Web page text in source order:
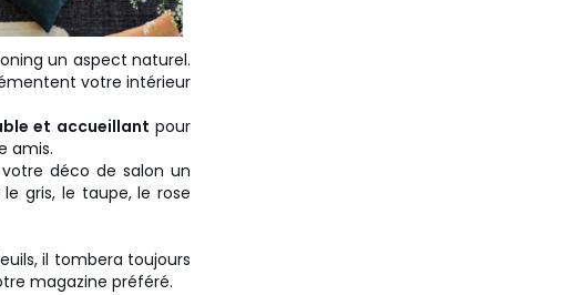
un aspect naturel.
votre intérieur
et accueillantpour
amis.
déco de salon un
gris, le taupe, le rose
il tombera toujours
magazine préféré.